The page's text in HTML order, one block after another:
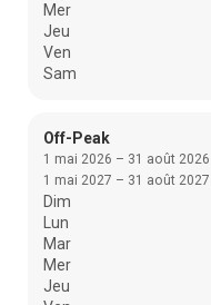
Mer
Jeu
Ven
Sam
Off-Peak
1 mai 2026 – 31 août 2026
1 mai 2027 – 31 août 2027
Dim
Lun
Mar
Mer
Jeu